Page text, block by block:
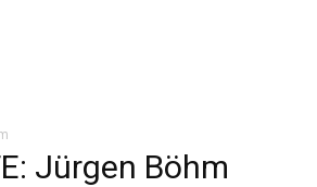
Jürgen Böhm